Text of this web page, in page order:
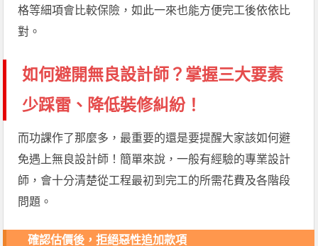
格等細項會比較保險，如此一來也能方便完工後依依比
對。
如何避開無良設計師？掌握三大要素
少踩雷、降低裝修糾紛！
而功課作了那麼多，最重要的還是要提醒大家該如何避
免遇上無良設計師！簡單來說，一般有經驗的專業設計
師，會十分清楚從工程最初到完工的所需花費及各階段
問題。
確認估價後，拒絕惡性追加款項